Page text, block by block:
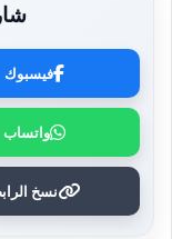
فيسبوك
واتساب
نسخ